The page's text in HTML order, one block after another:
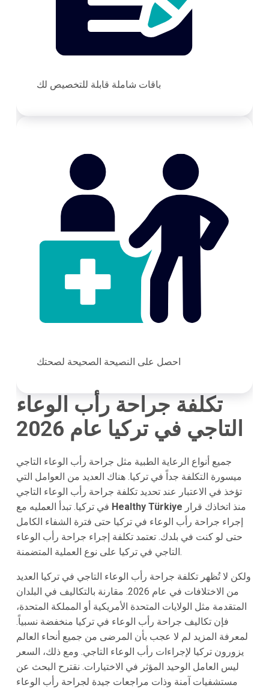
باقات شاملة قابلة للتخصيص لك
احصل على النصيحة الصحيحة لصحتك
تكلفة جراحة رأب الوعاء
التاجي في تركيا عام 2026
جميع أنواع الرعاية الطبية مثل جراحة رأب الوعاء التاجي
ميسورة التكلفة جداً في تركيا. هناك العديد من العوامل التي
تؤخذ في الاعتبار عند تحديد تكلفة جراحة رأب الوعاء التاجي
Healthy Türkiye
إجراء جراحة رأب الوعاء في تركيا حتى فترة الشفاء الكامل
حتى لو كنت في بلدك. تعتمد تكلفة إجراء جراحة رأب الوعاء
التاجي في تركيا على نوع العملية المتضمنة.
ولكن لا تُظهر تكلفة جراحة رأب الوعاء التاجي في تركيا العديد
من الاختلافات في عام 2026. مقارنة بالتكاليف في البلدان
المتقدمة مثل الولايات المتحدة الأمريكية أو المملكة المتحدة،
فإن تكاليف جراحة رأب الوعاء في تركيا منخفضة نسبياً.
لمعرفة المزيد لم لا عجب بأن المرضى من جميع أنحاء العالم
يزورون تركيا لإجراءات رأب الوعاء التاجي. ومع ذلك، السعر
ليس العامل الوحيد المؤثر في الاختيارات. نقترح البحث عن
مستشفيات آمنة وذات مراجعات جيدة لجراحة رأب الوعاء